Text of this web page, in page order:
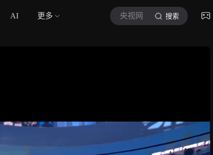
AI 更多 央视网 搜索